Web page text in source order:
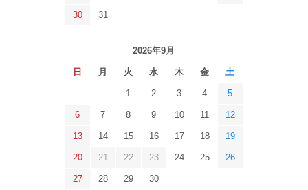
30 31
2026年9月
日 月 火 水 木 金 土
1 2 3 4 5
6 7 8 9 10 11 12
13 14 15 16 17 18 19
20 21 22 23 24 25 26
27 28 29 30